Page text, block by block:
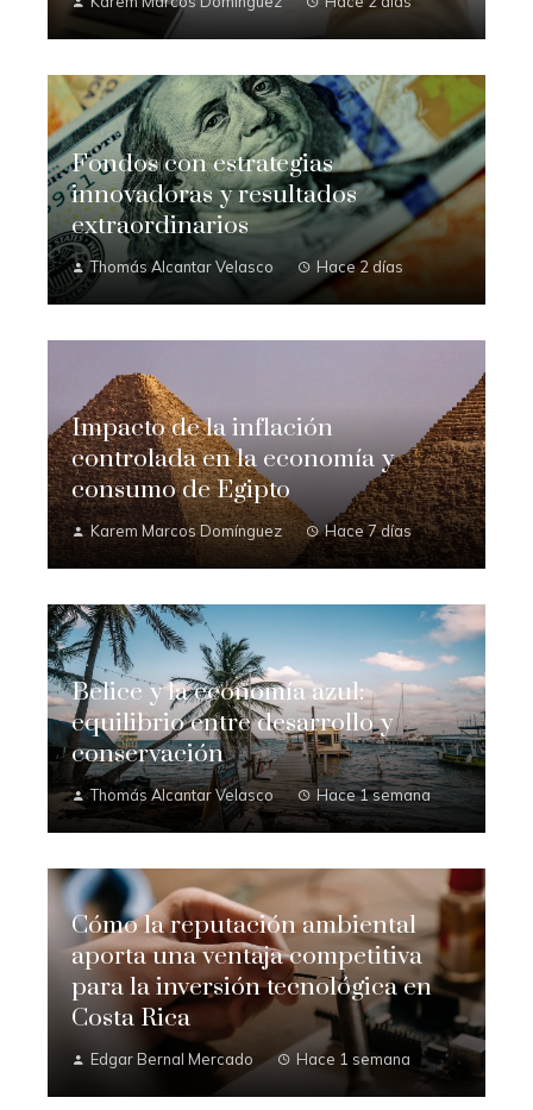
Fondos con estrategias
innovadoras y resultados
extraordinarios
Thomás Alcantar Velasco Hace 2 días
Impacto de la inflación
controlada en la economía y
consumo de Egipto
Karem Marcos Domínguez Hace 7 días
Belice y la economía azul:
equilibrio entre desarrollo y
conservación
Thomás Alcantar Velasco Hace 1 semana
Cómo la reputación ambiental
aporta una ventaja competitiva
para la inversión tecnológica en
Costa Rica
Edgar Bernal Mercado Hace 1 semana